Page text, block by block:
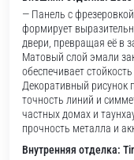
— Панель с
формирует
двери, превращая её в
Матовый слой эмали
обеспечивает
Декоративный рисунок
точность линий и
частных домах и
прочность металла и
Внутренняя отделка: